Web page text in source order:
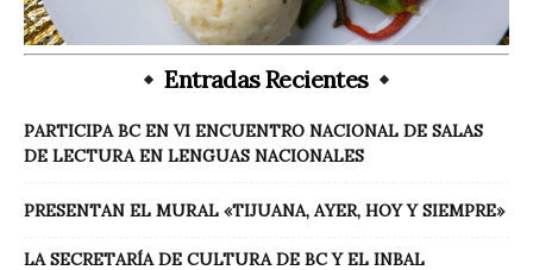
Entradas Recientes
PARTICIPA BC EN VI ENCUENTRO NACIONAL DE SALAS
DE LECTURA EN LENGUAS NACIONALES
PRESENTAN EL MURAL «TIJUANA, AYER, HOY Y SIEMPRE»
LA SECRETARÍA DE CULTURA DE BC Y EL INBAL